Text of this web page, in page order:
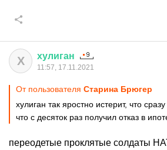
Х хулиган
11:57, 17.11.2021
От пользователя Старина Брюгер
хулиган так яростно истерит, что
что с десяток раз получил отказ в
переодетые проклятые солдаты